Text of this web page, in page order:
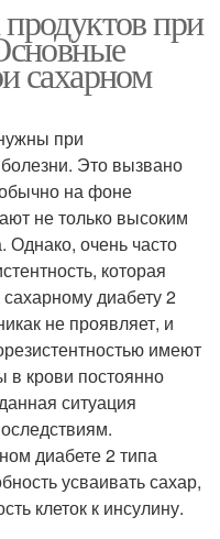
Диеты при диабете
Питание при сахарном
диабете
Диета при диабете
Питания при диабете
при
сахарном
при
Это вызвано
на фоне
не только высоким
Однако, очень часто
которая
диабету 2
не проявляет, и
имеют
в крови постоянно
ситуация
диабете 2 типа
усваивать сахар,
клеток к инсулину.